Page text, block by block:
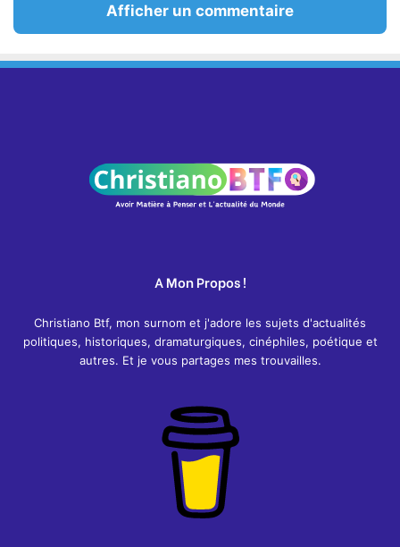
Afficher un commentaire
A Mon Propos !
Christiano Btf, mon surnom et j'adore les sujets d'actualités
politiques, historiques, dramaturgiques, cinéphiles, poétique et
autres. Et je vous partages mes trouvailles.